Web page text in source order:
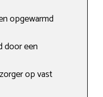
opgewarmd
door een
op vast